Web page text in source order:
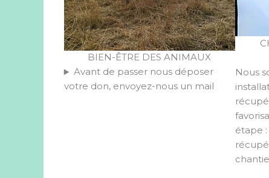
BIEN-ÊTRE DES ANIMAUX
Avant de passer nous déposer
votre don, envoyez-nous un mail
Nous
étape